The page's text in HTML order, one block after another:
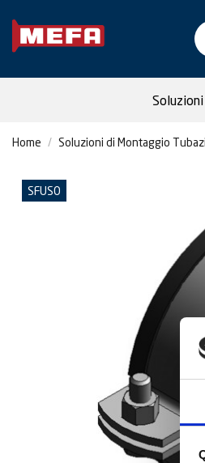
Home Soluzioni di Montaggio
SFUSO